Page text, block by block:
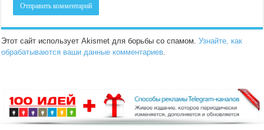
Этот сайт использует Akismet для борьбы со спамом.Узнайте, как
обрабатываются ваши данные комментариев.